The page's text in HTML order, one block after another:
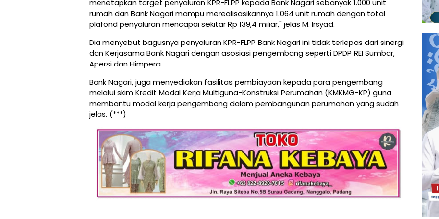
menetapkan target penyaluran KPR-FLPP kepada Bank Nagari sebanyak 1.000 unit
rumah dan Bank Nagari mampu merealisasikannya 1.064 unit rumah dengan total
plafond penyaluran mencapai sekitar Rp 139,4 miliar," jelas M. Irsyad.
Dia menyebut bagusnya penyaluran KPR-FLPP Bank Nagari ini tidak terlepas dari sinergi
dan Kerjasama Bank Nagari dengan asosiasi pengembang seperti DPDP REI Sumbar,
Apersi dan Himpera.
Bank Nagari, juga menyediakan fasilitas pembiayaan kepada para pengembang
melalui skim Kredit Modal Kerja Multiguna-Konstruksi Perumahan (KMKMG-KP) guna
membantu modal kerja pengembang dalam pembangunan perumahan yang sudah
jelas. (***)